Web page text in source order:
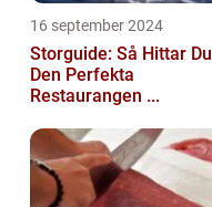
16 september 2024
Storguide: Så Hittar Du
Den Perfekta
Restaurangen ...